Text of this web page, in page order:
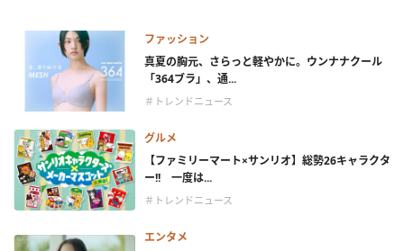
ファッション
真夏の胸元、さらっと軽やかに。ウンナナクール
「364ブラ」、通...
＃トレンドニュース
グルメ
【ファミリーマート×サンリオ】総勢26キャラクタ
ー!! 一度は...
＃トレンドニュース
エンタメ